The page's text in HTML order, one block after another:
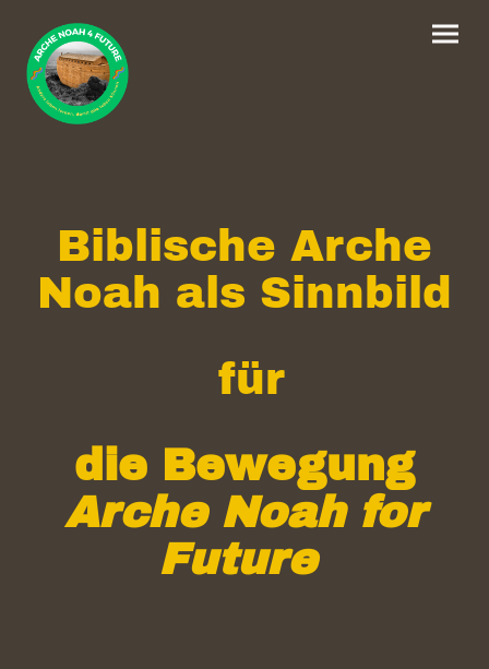
Biblische Arche
Noah als Sinnbild
für
die Bewegung
Arche Noah for
Future